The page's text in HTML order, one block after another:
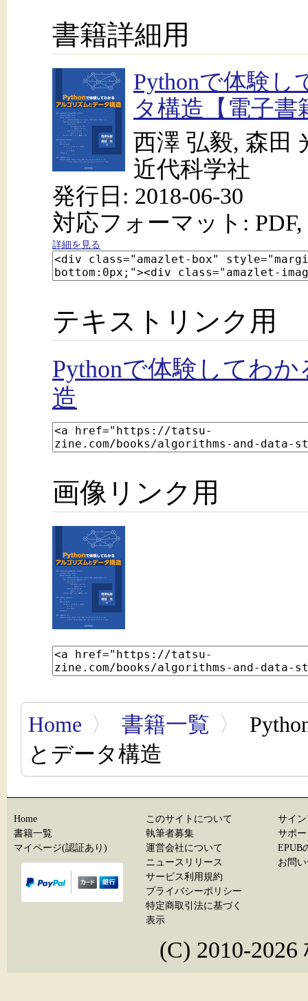
書籍詳細用
Pythonで体験
タ構造【電子書
西澤 弘毅, 森田
近代科学社
発行日: 2018-06-30
対応フォーマット: PDF,
詳細を見る
テキストリンク用
Pythonで体験してわ
造
画像リンク用
Home 〉 書籍一覧 〉
とデータ構造
Home
書籍一覧
マイページ(認証あり)
このサイトについて
執筆者募集
運営会社について
ニュースリリース
サービス利用規約
プライバシーポリシー
特定商取引法に基づく
表示
サイ
サポ
EPUB
お問
(C) 2010-